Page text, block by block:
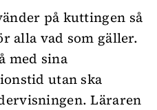
på kuttingen så
alla vad som gäller.
med sina
utan ska
Läraren